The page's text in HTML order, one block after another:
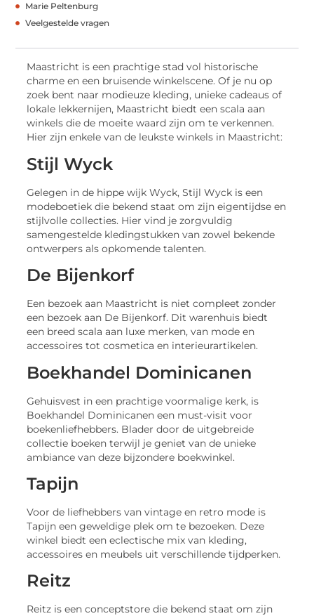
Marie Peltenburg
Veelgestelde vragen
Maastricht is een prachtige stad vol historische
charme en een bruisende winkelscene. Of je nu op
zoek bent naar modieuze kleding, unieke cadeaus of
lokale lekkernijen, Maastricht biedt een scala aan
winkels die de moeite waard zijn om te verkennen.
Hier zijn enkele van de leukste winkels in Maastricht:
Stijl Wyck
Gelegen in de hippe wijk Wyck, Stijl Wyck is een
modeboetiek die bekend staat om zijn eigentijdse en
stijlvolle collecties. Hier vind je zorgvuldig
samengestelde kledingstukken van zowel bekende
ontwerpers als opkomende talenten.
De Bijenkorf
Een bezoek aan Maastricht is niet compleet zonder
een bezoek aan De Bijenkorf. Dit warenhuis biedt
een breed scala aan luxe merken, van mode en
accessoires tot cosmetica en interieurartikelen.
Boekhandel Dominicanen
Gehuisvest in een prachtige voormalige kerk, is
Boekhandel Dominicanen een must-visit voor
boekenliefhebbers. Blader door de uitgebreide
collectie boeken terwijl je geniet van de unieke
ambiance van deze bijzondere boekwinkel.
Tapijn
Voor de liefhebbers van vintage en retro mode is
Tapijn een geweldige plek om te bezoeken. Deze
winkel biedt een eclectische mix van kleding,
accessoires en meubels uit verschillende tijdperken.
Reitz
Reitz is een conceptstore die bekend staat om zijn